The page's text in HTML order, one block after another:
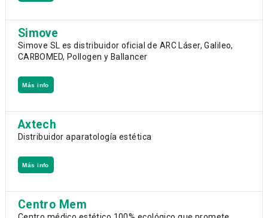
Simove
Simove SL es distribuidor oficial de ARC Láser, Galileo,
CARBOMED, Pollogen y Ballancer
Más info
Axtech
Distribuidor aparatología estética
Más info
Centro Mem